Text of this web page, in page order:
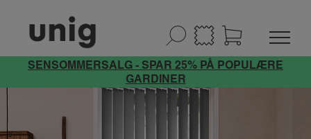
SENSOMMERSALG - SPAR 25% PÅ POPULÆRE
GARDINER